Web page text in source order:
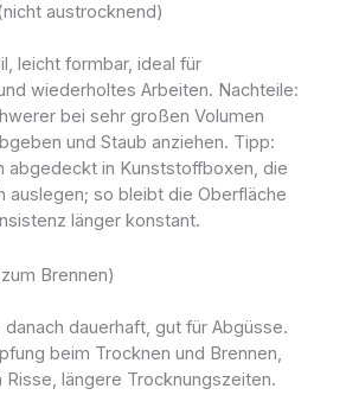
austrocknend)
leicht formbar, ideal für
wiederholtes Arbeiten. Nachteile:
bei sehr großen Volumen
und Staub anziehen. Tipp:
abgedeckt in Kunststoffboxen, die
auslegen; so bleibt die Oberfläche
länger konstant.
Brennen)
danach dauerhaft, gut für Abgüsse.
beim Trocknen und Brennen,
längere Trocknungszeiten.